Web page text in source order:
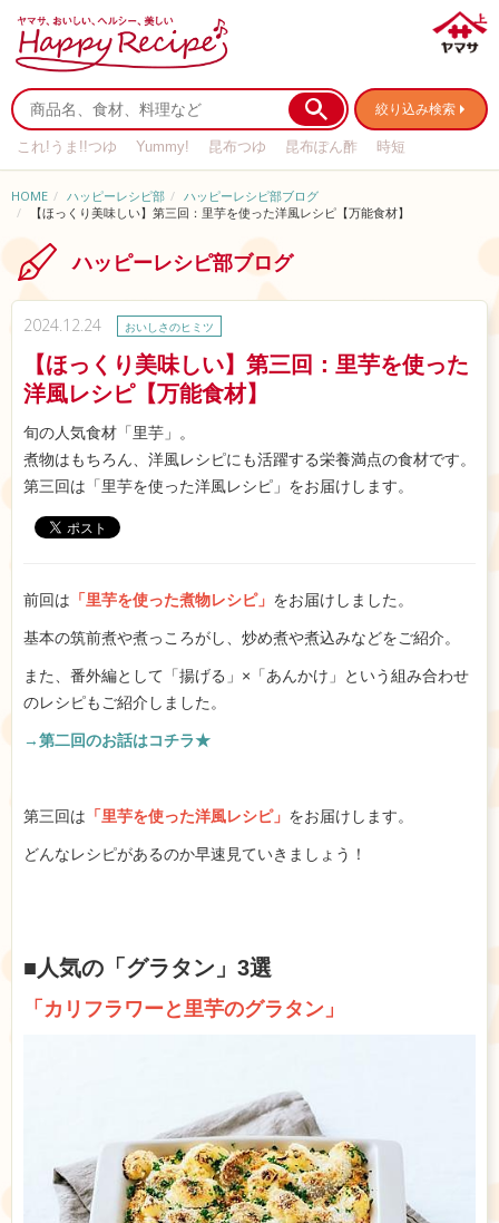
絞り込み検索
これ!うま!!つゆ Yummy! 昆布つゆ 昆布ぽん酢
時短
HOME
ハッピーレシピ部
ハッピーレシピ部ブログ
【ほっくり美味しい】第三回：里芋を使った洋風レシピ【万能食材】
ハッピーレシピ部ブログ
2024.12.24 おいしさのヒミツ
【ほっくり美味しい】第三回：里芋を使った
洋風レシピ【万能食材】
旬の人気食材「里芋」。
煮物はもちろん、洋風レシピにも活躍する栄養満点の食材です。
第三回は「里芋を使った洋風レシピ」をお届けします。
前回は 「里芋を使った煮物レシピ」 をお届けしました。
基本の筑前煮や煮っころがし、炒め煮や煮込みなどをご紹介。
また、番外編として「揚げる」×「あんかけ」という組み合わせ
のレシピもご紹介しました。
→第二回のお話はコチラ★
第三回は 「里芋を使った洋風レシピ」 をお届けします。
どんなレシピがあるのか早速見ていきましょう！
■人気の「グラタン」3選
「カリフラワーと里芋のグラタン」